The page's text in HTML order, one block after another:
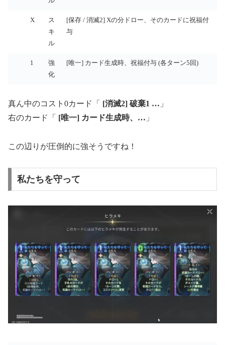
X
ス
キ
ル
[保存 / 消滅2] Xの分ドロー、そのカードに祝福付
与
1
強
化
[唯一] カード生成時、祝福付与 (各ターン5回)
真ん中のコスト0カード「 [消滅2] 破棄1 … 」
右のカード「 [唯一] カード生成時、… 」
この辺りが圧倒的に強そうですね！
私たちを守って